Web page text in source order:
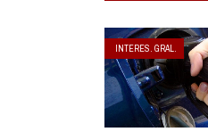
INTERES. GRAL.